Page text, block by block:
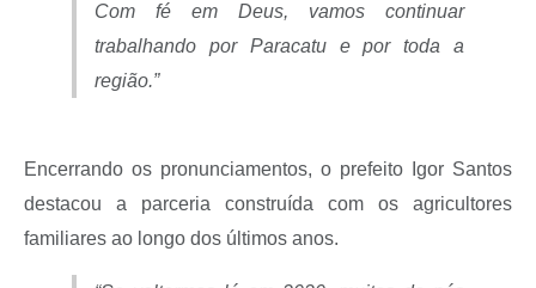
Com fé em Deus, vamos continuar
trabalhando por Paracatu e por toda a
região.”
Encerrando os pronunciamentos, o prefeito Igor Santos
destacou a parceria construída com os agricultores
familiares ao longo dos últimos anos.